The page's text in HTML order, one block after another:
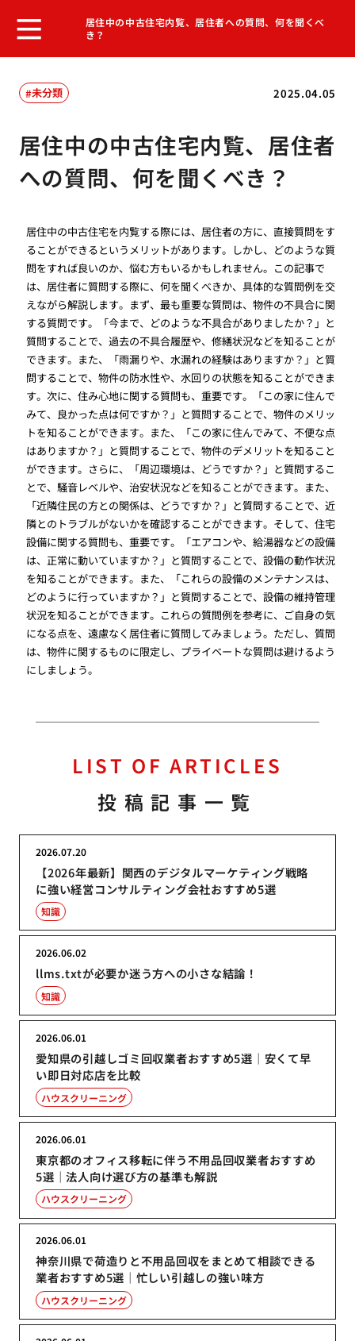
居住中の中古住宅内覧、居住者への質問、何を聞くべ
き？
2025.04.05
未分類
居住中の中古住宅内覧、居住者
への質問、何を聞くべき？
居住中の中古住宅を内覧する際には、居住者の方に、直接質問をす
ることができるというメリットがあります。しかし、どのような質
問をすれば良いのか、悩む方もいるかもしれません。この記事で
は、居住者に質問する際に、何を聞くべきか、具体的な質問例を交
えながら解説します。まず、最も重要な質問は、物件の不具合に関
する質問です。「今まで、どのような不具合がありましたか？」と
質問することで、過去の不具合履歴や、修繕状況などを知ることが
できます。また、「雨漏りや、水漏れの経験はありますか？」と質
問することで、物件の防水性や、水回りの状態を知ることができま
す。次に、住み心地に関する質問も、重要です。「この家に住んで
みて、良かった点は何ですか？」と質問することで、物件のメリッ
トを知ることができます。また、「この家に住んでみて、不便な点
はありますか？」と質問することで、物件のデメリットを知ること
ができます。さらに、「周辺環境は、どうですか？」と質問するこ
とで、騒音レベルや、治安状況などを知ることができます。また、
「近隣住民の方との関係は、どうですか？」と質問することで、近
隣とのトラブルがないかを確認することができます。そして、住宅
設備に関する質問も、重要です。「エアコンや、給湯器などの設備
は、正常に動いていますか？」と質問することで、設備の動作状況
を知ることができます。また、「これらの設備のメンテナンスは、
どのように行っていますか？」と質問することで、設備の維持管理
状況を知ることができます。これらの質問例を参考に、ご自身の気
になる点を、遠慮なく居住者に質問してみましょう。ただし、質問
は、物件に関するものに限定し、プライベートな質問は避けるよう
にしましょう。
LIST OF ARTICLES
投稿記事一覧
【2026年最新】関西のデジタルマーケティング戦略
に強い経営コンサルティング会社おすすめ5選
2026.07.20
知識
llms.txtが必要か迷う方への小さな結論！
2026.06.02
知識
愛知県の引越しゴミ回収業者おすすめ5選｜安くて早
い即日対応店を比較
2026.06.01
ハウスクリーニング
東京都のオフィス移転に伴う不用品回収業者おすすめ
5選｜法人向け選び方の基準も解説
2026.06.01
ハウスクリーニング
神奈川県で荷造りと不用品回収をまとめて相談できる
業者おすすめ5選｜忙しい引越しの強い味方
2026.06.01
ハウスクリーニング